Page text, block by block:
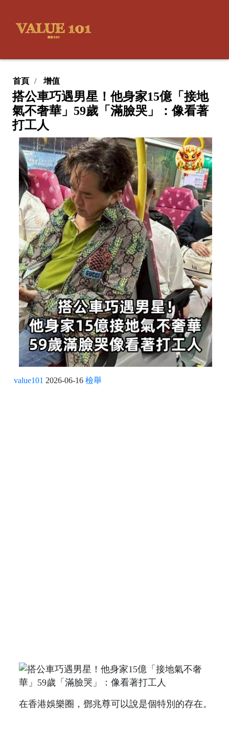
首頁 增值
搭公車巧遇男星！他身家15億「接地
氣不奢華」59歲「滿臉哭」：像看著
打工人
value101 2026-06-16 檢舉
在香港娛樂圈，​​鄧兆尊可以說是個特別的存在。